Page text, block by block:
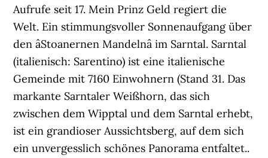
Aufrufe seit 17. Mein Prinz Geld regiert die
Welt. Ein stimmungsvoller Sonnenaufgang über
den âStoanernen Mandelnâ im Sarntal. Sarntal
(italienisch: Sarentino) ist eine italienische
Gemeinde mit 7160 Einwohnern (Stand 31. Das
markante Sarntaler Weißhorn, das sich
zwischen dem Wipptal und dem Sarntal erhebt,
ist ein grandioser Aussichtsberg, auf dem sich
ein unvergesslich schönes Panorama entfaltet..